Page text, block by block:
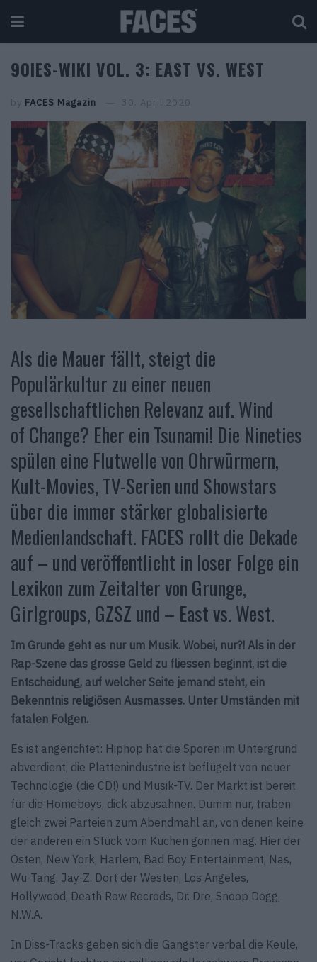
90IES-WIKI VOL. 3: EAST VS. WEST
by FACES Magazin 30. April 2020
Als die Mauer fällt, steigt die
Populärkultur zu einer neuen
gesellschaftlichen Relevanz auf. Wind
of Change? Eher ein Tsunami! Die Nineties
spülen eine Flutwelle von Ohrwürmern,
Kult-Movies, TV-Serien und Showstars
über die immer stärker globalisierte
Medienlandschaft. FACES rollt die Dekade
auf – und veröffentlicht in loser Folge ein
Lexikon zum Zeitalter von Grunge,
Girlgroups, GZSZ und – East vs. West.
Im Grunde geht es nur um Musik. Wobei, nur?! Als in der
Rap-Szene das grosse Geld zu fliessen beginnt, ist die
Entscheidung, auf welcher Seite jemand steht, ein
Bekenntnis religiösen Ausmasses. Unter Umständen mit
fatalen Folgen.
Es ist angerichtet: Hiphop hat die Sporen im Untergrund
abverdient, die Plattenindustrie ist beflügelt von neuer
Technologie (die CD!) und Musik-TV. Der Markt ist bereit
für die Homeboys, dick abzusahnen. Dumm nur, traben
gleich zwei Parteien zum Abendmahl an, von denen keine
der anderen ein Stück vom Kuchen gönnen mag. Hier der
Osten, New York, Harlem, Bad Boy Entertainment, Nas,
Wu-Tang, Jay-Z. Dort der Westen, Los Angeles,
Hollywood, Death Row Recrods, Dr. Dre, Snoop Dogg,
N.W.A.
In Diss-Tracks geben sich die Gangster verbal die Keule,